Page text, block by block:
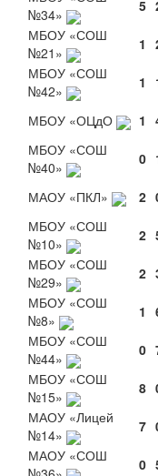
№34»
5
МБОУ «СОШ
№21»
1
МБОУ «СОШ
№42»
1
МБОУ «ОЦдО
1
МБОУ «СОШ
№40»
0
МАОУ «ПКЛ»
2
МБОУ «СОШ
№10»
2
МБОУ «СОШ
№29»
2
МБОУ «СОШ
№8»
1
МБОУ «СОШ
№44»
0
МБОУ «СОШ
№15»
8
МАОУ «Лицей
№14»
7
МАОУ «СОШ
0